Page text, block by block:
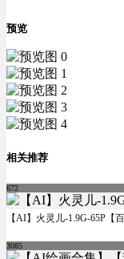
预览
相关推荐
672
【AI】火灵儿-1.9G-65P【百
3085